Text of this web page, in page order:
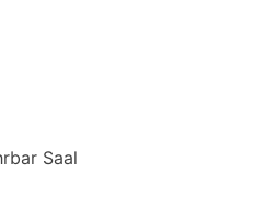
Saal